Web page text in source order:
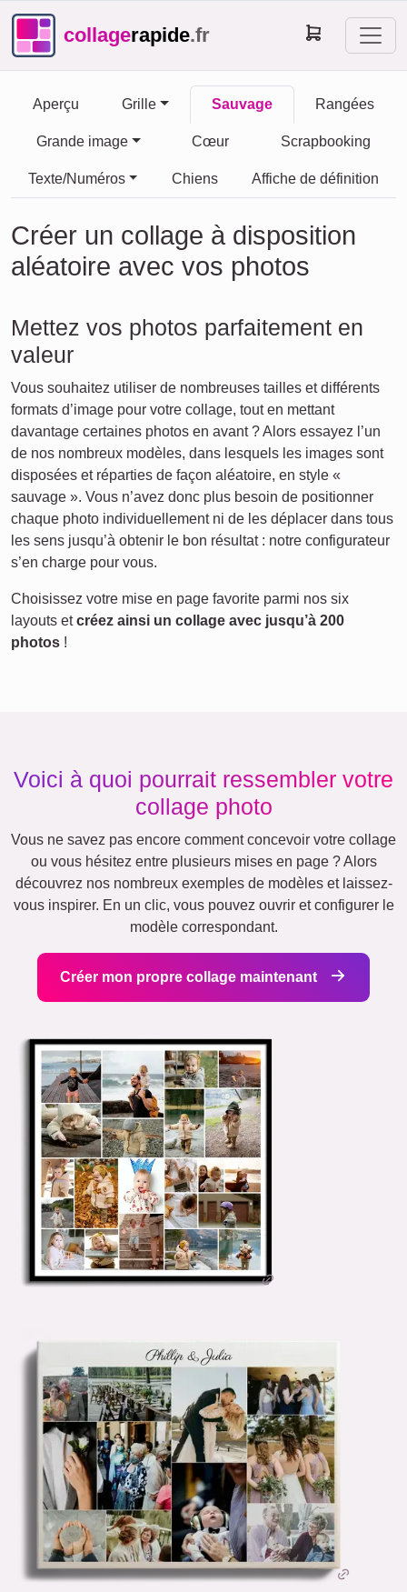
collagerapide.fr
Aperçu Grille Sauvage Rangées
Grande image Cœur Scrapbooking
Texte/Numéros Chiens Affiche de définition
Créer un collage à disposition
aléatoire avec vos photos
Mettez vos photos parfaitement en
valeur
Vous souhaitez utiliser de nombreuses tailles et différents
formats d’image pour votre collage, tout en mettant
davantage certaines photos en avant ? Alors essayez l’un
de nos nombreux modèles, dans lesquels les images sont
disposées et réparties de façon aléatoire, en style «
sauvage ». Vous n’avez donc plus besoin de positionner
chaque photo individuellement ni de les déplacer dans tous
les sens jusqu’à obtenir le bon résultat : notre configurateur
s’en charge pour vous.
Choisissez votre mise en page favorite parmi nos six
layouts etcréez ainsi un collage avec jusqu’à 200
photos !
Voici à quoi pourrait ressembler votre
collage photo
Vous ne savez pas encore comment concevoir votre collage
ou vous hésitez entre plusieurs mises en page ? Alors
découvrez nos nombreux exemples de modèles et laissez-
vous inspirer. En un clic, vous pouvez ouvrir et configurer le
modèle correspondant.
Créer mon propre collage maintenant